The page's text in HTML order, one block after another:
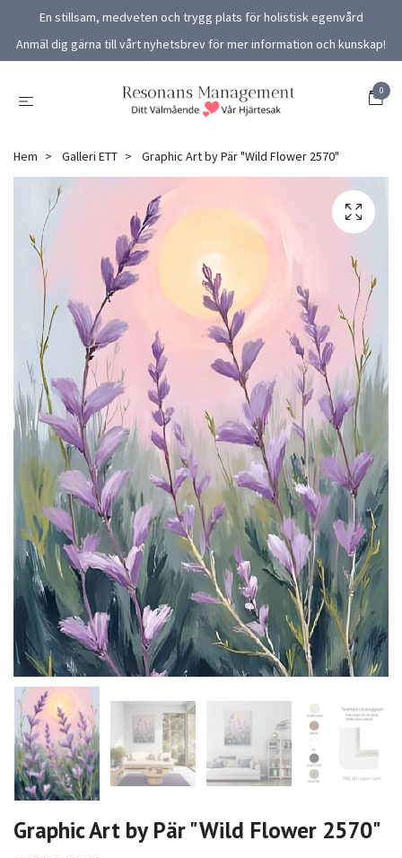
En stillsam, medveten och trygg plats för holistisk egenvård
Anmäl dig gärna till vårt nyhetsbrev för mer information och kunskap!
0
Hem Galleri ETT Graphic Art by Pär "Wild Flower 2570"
Graphic Art by Pär "Wild Flower 2570"